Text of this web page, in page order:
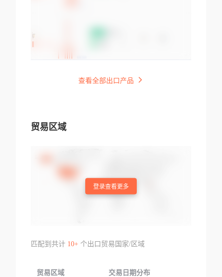
查看全部出口产品
贸易区域
登录查看更多
匹配到共计 10+个出口贸易国家/区域
贸易区域 交易日期分布